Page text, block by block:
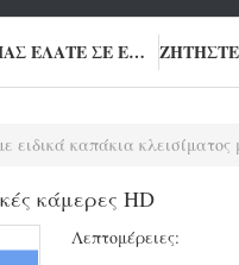
ΜΑΣ ΕΛΆΤΕ ΣΕ ΕΠΑΦΉ ΜΕ
καπάκια κλεισίματος με
κάμερες HD
Λεπτομέρειες: